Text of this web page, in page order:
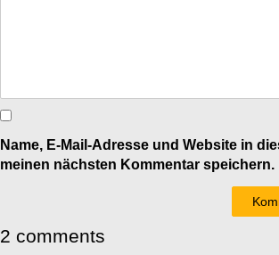
Name, E-Mail-Adresse und Website in
meinen nächsten Kommentar speichern.
2 comments